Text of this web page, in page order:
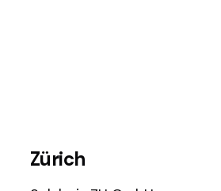
Zürich